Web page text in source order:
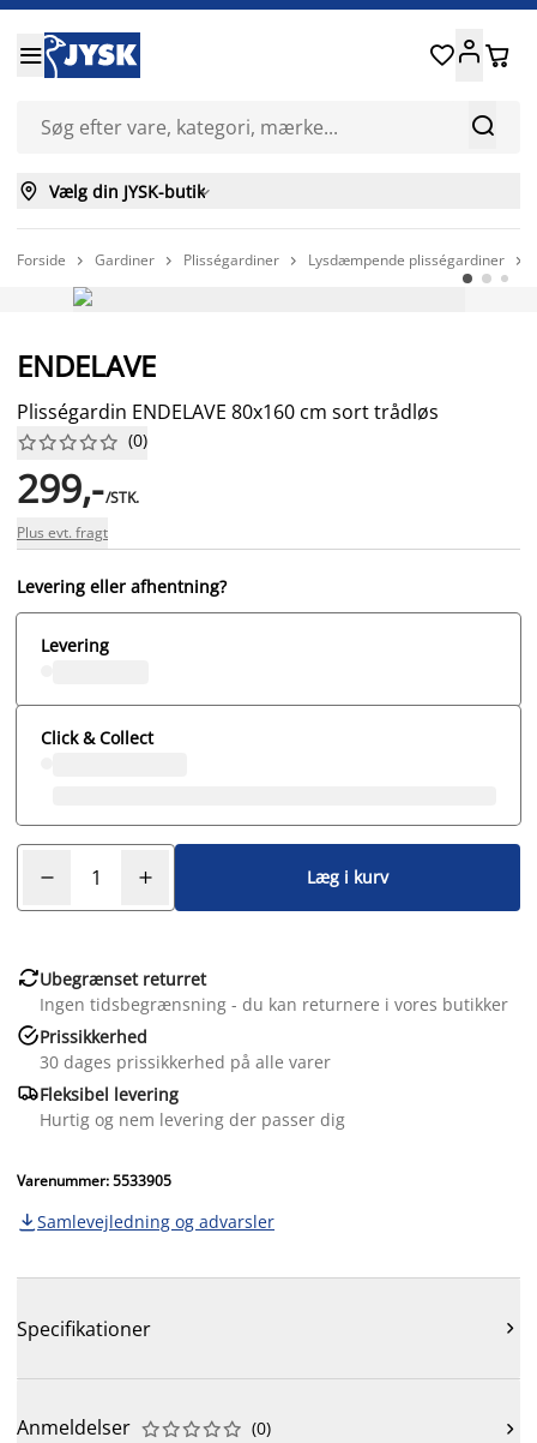


 
 Vælg din JYSK-butik
Forside  Gardiner  Plisségardiner  Lysdæmpende plisségardiner 
ENDELAVE
Plisségardin ENDELAVE 80x160 cm sort trådløs





 (0)
299,-/STK.
Plus evt. fragt
Levering eller afhentning?
Levering
Click & Collect
Læg i kurv
Ubegrænset returret
Ingen tidsbegrænsning - du kan returnere i vores butikker
Prissikkerhed
30 dages prissikkerhed på alle varer
Fleksibel levering
Hurtig og nem levering der passer dig
Varenummer: 5533905
 Samlevejledning og advarsler
Specifikationer 
Anmeldelser 




 (0) 